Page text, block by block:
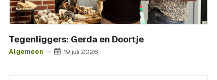
Tegenliggers: Gerda en Doortje
Algemeen 19 juli 2026